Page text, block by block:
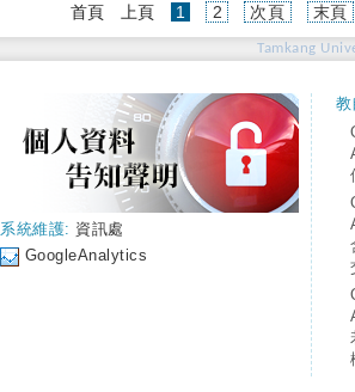
首頁 上頁 1 (current)
2 次頁 末頁
Tamkang
系統維護: 資訊處
GoogleAnalytics
教